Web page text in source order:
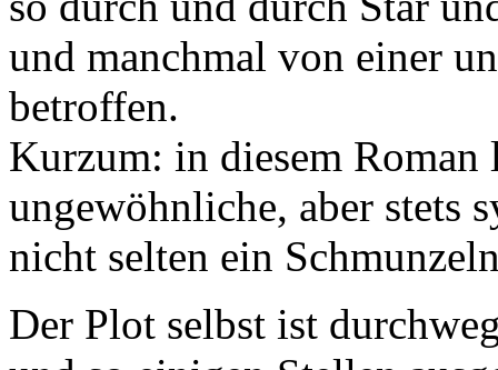
und manchmal von einer
betroffen.
Kurzum: in diesem Roman
ungewöhnliche, aber stets
nicht selten ein
Der Plot selbst ist